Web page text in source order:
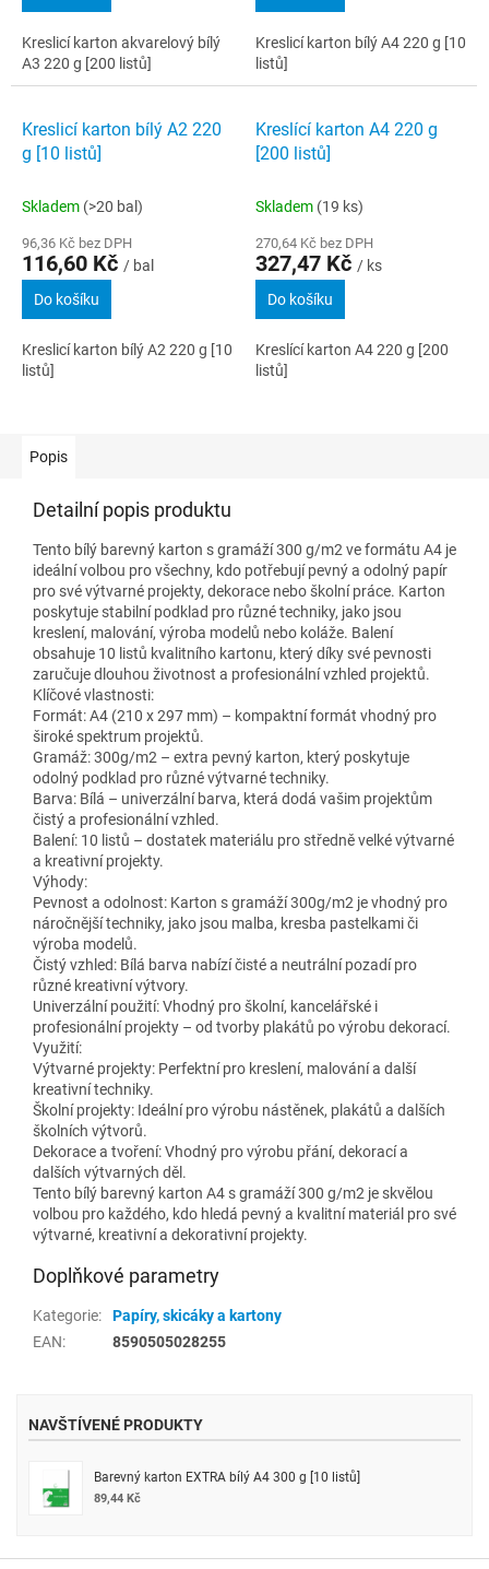
Kreslicí karton akvarelový bílý
A3 220 g [200 listů]
Kreslicí karton bílý A4 220 g [10
listů]
Kreslicí karton bílý A2 220
g [10 listů]
Skladem (>20 bal)
96,36 Kč bez DPH
116,60 Kč / bal
Do košíku
Kreslicí karton bílý A2 220 g [10
listů]
Kreslící karton A4 220 g
[200 listů]
Skladem (19 ks)
270,64 Kč bez DPH
327,47 Kč / ks
Do košíku
Kreslící karton A4 220 g [200
listů]
Popis
Detailní popis produktu
Tento bílý barevný karton s gramáží 300 g/m2 ve formátu A4 je
ideální volbou pro všechny, kdo potřebují pevný a odolný papír
pro své výtvarné projekty, dekorace nebo školní práce. Karton
poskytuje stabilní podklad pro různé techniky, jako jsou
kreslení, malování, výroba modelů nebo koláže. Balení
obsahuje 10 listů kvalitního kartonu, který díky své pevnosti
zaručuje dlouhou životnost a profesionální vzhled projektů.
Klíčové vlastnosti:
Formát: A4 (210 x 297 mm) – kompaktní formát vhodný pro
široké spektrum projektů.
Gramáž: 300g/m2 – extra pevný karton, který poskytuje
odolný podklad pro různé výtvarné techniky.
Barva: Bílá – univerzální barva, která dodá vašim projektům
čistý a profesionální vzhled.
Balení: 10 listů – dostatek materiálu pro středně velké výtvarné
a kreativní projekty.
Výhody:
Pevnost a odolnost: Karton s gramáží 300g/m2 je vhodný pro
náročnější techniky, jako jsou malba, kresba pastelkami či
výroba modelů.
Čistý vzhled: Bílá barva nabízí čisté a neutrální pozadí pro
různé kreativní výtvory.
Univerzální použití: Vhodný pro školní, kancelářské i
profesionální projekty – od tvorby plakátů po výrobu dekorací.
Využití:
Výtvarné projekty: Perfektní pro kreslení, malování a další
kreativní techniky.
Školní projekty: Ideální pro výrobu nástěnek, plakátů a dalších
školních výtvorů.
Dekorace a tvoření: Vhodný pro výrobu přání, dekorací a
dalších výtvarných děl.
Tento bílý barevný karton A4 s gramáží 300 g/m2 je skvělou
volbou pro každého, kdo hledá pevný a kvalitní materiál pro své
výtvarné, kreativní a dekorativní projekty.
Doplňkové parametry
Kategorie:
Papíry, skicáky a kartony
EAN: 8590505028255
NAVŠTÍVENÉ PRODUKTY
Barevný karton EXTRA bílý A4 300 g [10 listů]
89,44 Kč